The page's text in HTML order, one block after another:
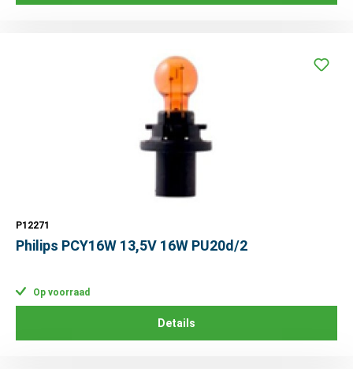
P12271
Philips PCY16W 13,5V 16W PU20d/2
Op voorraad
Details